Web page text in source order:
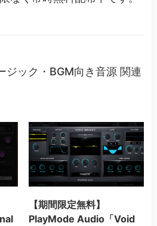
ジック・BGM向き音源 関連
【期間限定無料】
PlayMode Audio「Void